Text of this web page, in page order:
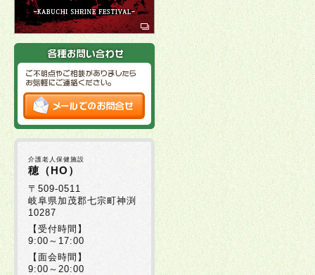
介護老人保健施設
穂（HO）
〒509-0511
岐阜県加茂郡七宗町神渕
10287
【受付時間】
9:00～17:00
【面会時間】
9:00～20:00